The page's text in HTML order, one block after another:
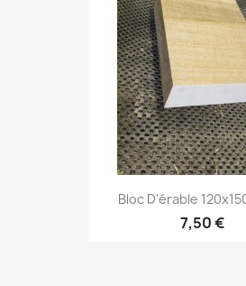
Bloc D'érable
7,50 €